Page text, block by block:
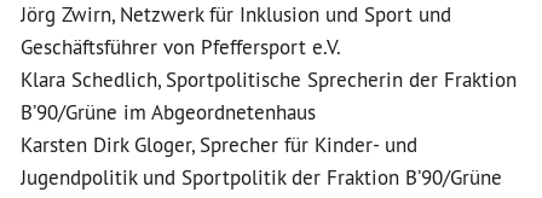
Jörg Zwirn, Netzwerk für Inklusion und Sport und
Geschäftsführer von Pfeffersport e.V.
Klara Schedlich, Sportpolitische Sprecherin der Fraktion
B’90/Grüne im Abgeordnetenhaus
Karsten Dirk Gloger, Sprecher für Kinder- und
Jugendpolitik und Sportpolitik der Fraktion B’90/Grüne